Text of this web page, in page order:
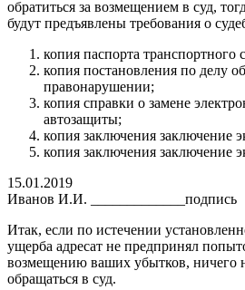
обратиться за возмещением в суд,
будут предъявлены требования о
копия паспорта транспортного
копия постановления по делу
правонарушении;
копия справки о замене
автозащиты;
копия заключения заключение
копия заключения заключение
15.01.2019
Иванов И.И. ­­­­­­­­­­_____________подпись
Итак, если по истечении
ущерба адресат не предпринял
возмещению ваших убытков, ничего
обращаться в суд.